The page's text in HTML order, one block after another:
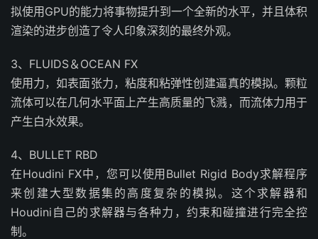
拟使用GPU的能力将事物提升到一个全新的水平，并且体积
渲染的进步创造了令人印象深刻的最终外观。
3、FLUIDS＆OCEAN FX
使用力，如表面张力，粘度和粘弹性创建逼真的模拟。颗粒
流体可以在几何水平面上产生高质量的飞溅，而流体力用于
产生白水效果。
4、BULLET RBD
在Houdini FX中，您可以使用Bullet Rigid Body求解程序
来创建大型数据集的高度复杂的模拟。这个求解器和
Houdini自己的求解器与各种力，约束和碰撞进行完全控
制。